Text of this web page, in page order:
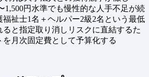
1,500円水準でも慢性的な人手不足が続
福祉士1名＋ヘルパー2級2名という最低
ると指定取り消しリスクに直結するた
を月次固定費として予算化する